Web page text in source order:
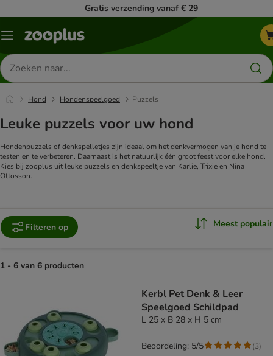
Gratis verzending vanaf € 29
Menu
Zoeken
naar
producten
Hond Hondenspeelgoed Puzzels
Leuke puzzels voor uw hond
Hondenpuzzels of denkspelletjes zijn ideaal om het denkvermogen van je hond te
testen en te verbeteren. Daarnaast is het natuurlijk één groot feest voor elke hond.
Kies bij zooplus uit leuke puzzels en denkspeeltje van Karlie, Trixie en Nina
Ottosson.
Filteren op Meest populair
1 - 6 van 6 producten
Kerbl Pet Denk & Leer
Speelgoed Schildpad
L 25 x B 28 x H 5 cm
Beoordeling: 5/5 (3)